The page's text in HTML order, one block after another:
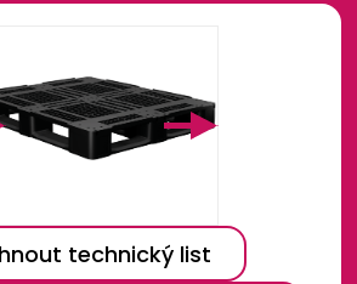
technický list